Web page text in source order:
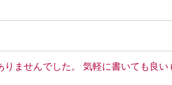
ませんでした。 気軽に書いても良い